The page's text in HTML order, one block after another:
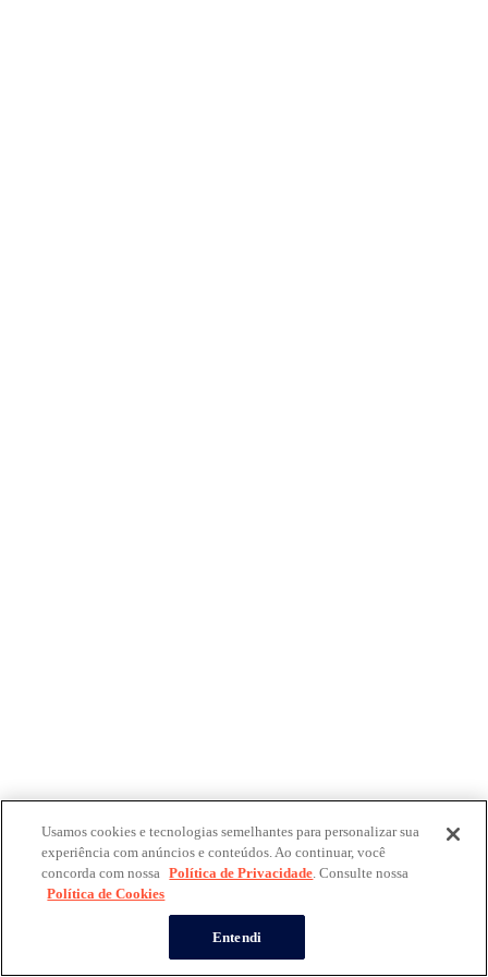
Usamos cookies e tecnologias semelhantes para personalizar sua
experiência com anúncios e conteúdos. Ao continuar, você
concorda com nossa Política de Privacidade. Consulte nossa
Política de Cookies
Entendi